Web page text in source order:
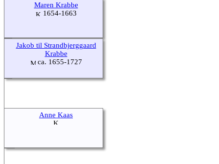
Maren Krabbe
1654-1663
Jakob til Strandbjerggaard
Krabbe
ca. 1655-1727
Anne Kaas